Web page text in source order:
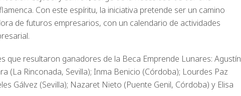
Con este espíritu, la iniciativa pretende ser un camino
de futuros empresarios, con un calendario de actividades
que resultaron ganadores de la Beca Emprende Lunares: Agustín
(La Rinconada, Sevilla); Inma Benicio (Córdoba); Lourdes Paz
Gálvez (Sevilla); Nazaret Nieto (Puente Genil, Córdoba) y Elisa